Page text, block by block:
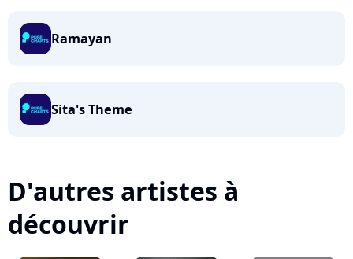
Ramayan
Sita's Theme
D'autres artistes à
découvrir